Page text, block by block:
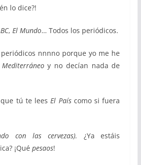
lo dice?!
, El Mundo… Todos los periódicos.
periódicos nnnno porque yo me he
Mediterráneoy no decían nada de
que tú te lees El Paíscomo si fuera
con las cervezas). ¿Ya estáis
¡Qué pesaos!